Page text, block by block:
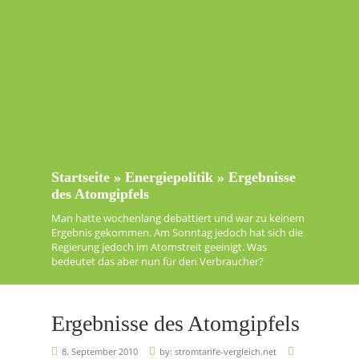
Startseite » Energiepolitik » Ergebnisse
des Atomgipfels
Man hatte wochenlang debattiert und war zu keinem
Ergebnis gekommen. Am Sonntag jedoch hat sich die
Regierung jedoch im Atomstreit geeinigt. Was
bedeutet das aber nun für den Verbraucher?
Ergebnisse des Atomgipfels
8. September 2010 by: stromtarife-vergleich.net